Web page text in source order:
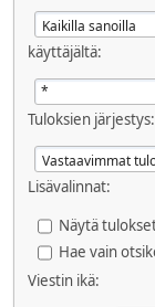
käyttäjältä:
Tuloksien järjestys:
Lisävalinnat:
Näytä
Hae vain
Viestin ikä: